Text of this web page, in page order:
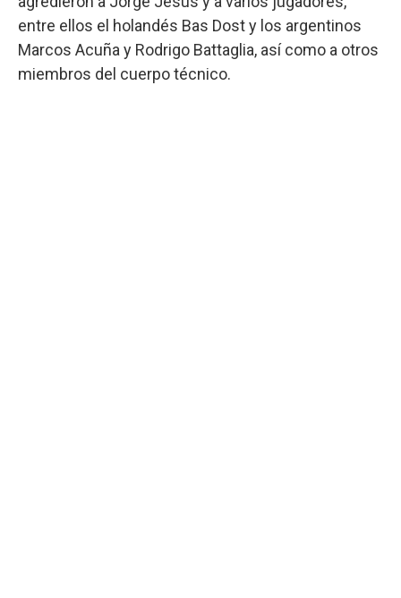
entre ellos el holandés Bas Dost y los argentinos
Marcos Acuña y Rodrigo Battaglia, así como a otros
miembros del cuerpo técnico.